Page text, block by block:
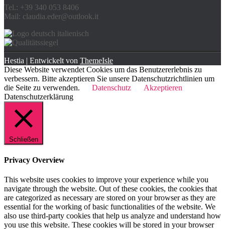
Tel.: +39 340 053 8406
Mail: claudia.eder@outlook.it
Hestia | Entwickelt von ThemeIsle
Diese Website verwendet Cookies um das Benutzererlebnis zu
verbessern. Bitte akzeptieren Sie unsere Datenschutzrichtlinien um
die Seite zu verwenden.
Datenschutz
Akzeptieren
Datenschutzerklärung
Schließen
Privacy Overview
This website uses cookies to improve your experience while you
navigate through the website. Out of these cookies, the cookies that
are categorized as necessary are stored on your browser as they are
essential for the working of basic functionalities of the website. We
also use third-party cookies that help us analyze and understand how
you use this website. These cookies will be stored in your browser